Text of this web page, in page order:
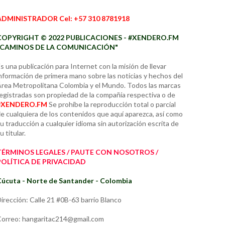
Cel: +57 310 8781918
© 2022 PUBLICACIONES - #XENDERO.FM
DE LA COMUNICACIÓN"
una publicación para Internet con la misión de llevar
de primera mano sobre las noticias y hechos del
Metropolitana Colombia y el Mundo. Todos las marcas
son propiedad de la compañía respectiva o de
Se prohíbe la reproducción total o parcial
cualquiera de los contenidos que aquí aparezca, así como
traducción a cualquier idioma sin autorización escrita de
titular.
LEGALES / PAUTE CON NOSOTROS /
DE PRIVACIDAD
- Norte de Santander - Colombia
Calle 21 #0B-63 barrio Blanco
hangaritac214@gmail.com